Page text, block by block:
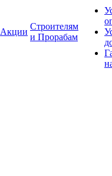
Акции
Строителям
и Прорабам